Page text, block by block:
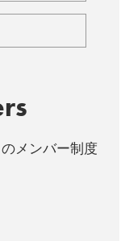
のメンバー制度